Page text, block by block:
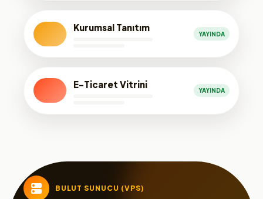
Kurumsal Tanıtım
YAYINDA
E-Ticaret Vitrini
YAYINDA
BULUT SUNUCU (VPS)